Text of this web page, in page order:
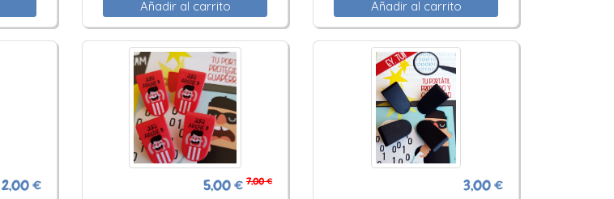
Añadir al carrito
Añadir al carrito
2,00 €
5,00 € 7,00 €
3,00 €